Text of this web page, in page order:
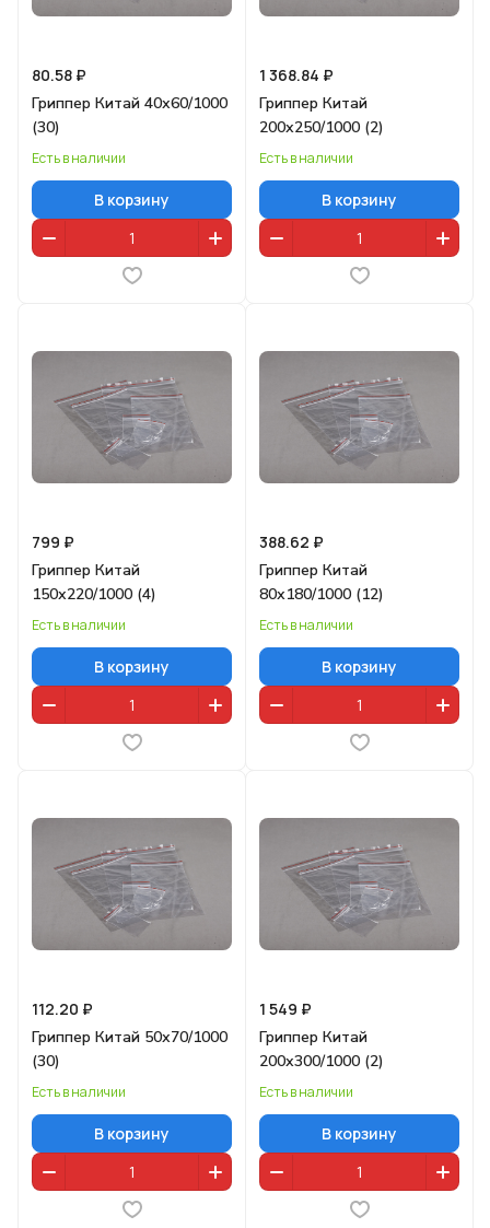
80.58 ₽
Гриппер Китай 40х60/1000
(30)
Есть в наличии
В корзину
1 368.84 ₽
Гриппер Китай
200х250/1000 (2)
Есть в наличии
В корзину
799 ₽
Гриппер Китай
150х220/1000 (4)
Есть в наличии
В корзину
388.62 ₽
Гриппер Китай
80х180/1000 (12)
Есть в наличии
В корзину
112.20 ₽
Гриппер Китай 50х70/1000
(30)
Есть в наличии
В корзину
1 549 ₽
Гриппер Китай
200х300/1000 (2)
Есть в наличии
В корзину